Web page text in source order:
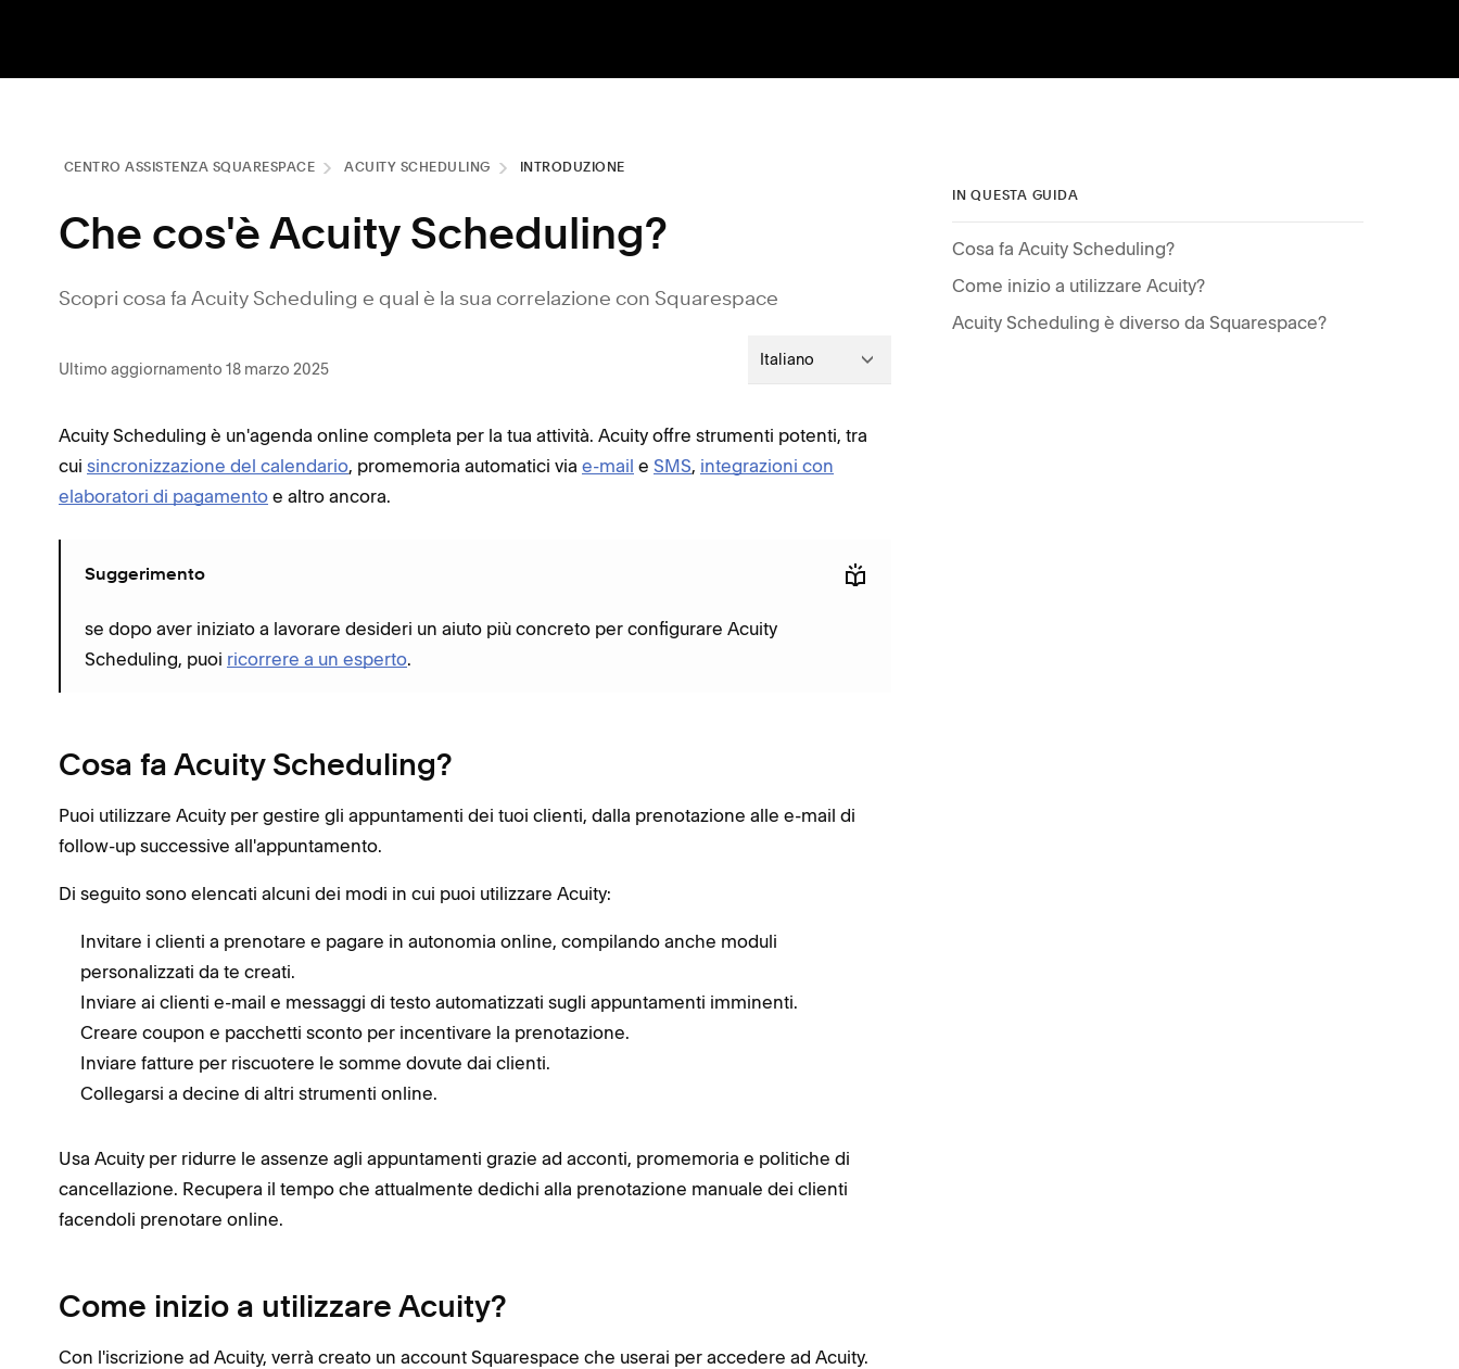
CENTRO ASSISTENZA SQUARESPACE ACUITY SCHEDULING INTRODUZIONE
Che cos'è Acuity Scheduling?
Scopri cosa fa Acuity Scheduling e qual è la sua correlazione con Squarespace
Ultimo aggiornamento 18 marzo 2025 Italiano
Acuity Scheduling è un'agenda online completa per la tua attività. Acuity offre strumenti potenti, tra
cui sincronizzazione del calendario, promemoria automatici via e-mail e SMS, integrazioni con
elaboratori di pagamento e altro ancora.
Suggerimento
se dopo aver iniziato a lavorare desideri un aiuto più concreto per configurare Acuity
Scheduling, puoi ricorrere a un esperto.
Cosa fa Acuity Scheduling?
Puoi utilizzare Acuity per gestire gli appuntamenti dei tuoi clienti, dalla prenotazione alle e-mail di
follow-up successive all'appuntamento.
Di seguito sono elencati alcuni dei modi in cui puoi utilizzare Acuity:
Invitare i clienti a prenotare e pagare in autonomia online, compilando anche moduli
personalizzati da te creati.
Inviare ai clienti e-mail e messaggi di testo automatizzati sugli appuntamenti imminenti.
Creare coupon e pacchetti sconto per incentivare la prenotazione.
Inviare fatture per riscuotere le somme dovute dai clienti.
Collegarsi a decine di altri strumenti online.
Usa Acuity per ridurre le assenze agli appuntamenti grazie ad acconti, promemoria e politiche di
cancellazione. Recupera il tempo che attualmente dedichi alla prenotazione manuale dei clienti
facendoli prenotare online.
Come inizio a utilizzare Acuity?
Con l'iscrizione ad Acuity, verrà creato un account Squarespace che userai per accedere ad Acuity.
IN QUESTA GUIDA
Cosa fa Acuity Scheduling?
Come inizio a utilizzare Acuity?
Acuity Scheduling è diverso da Squarespace?